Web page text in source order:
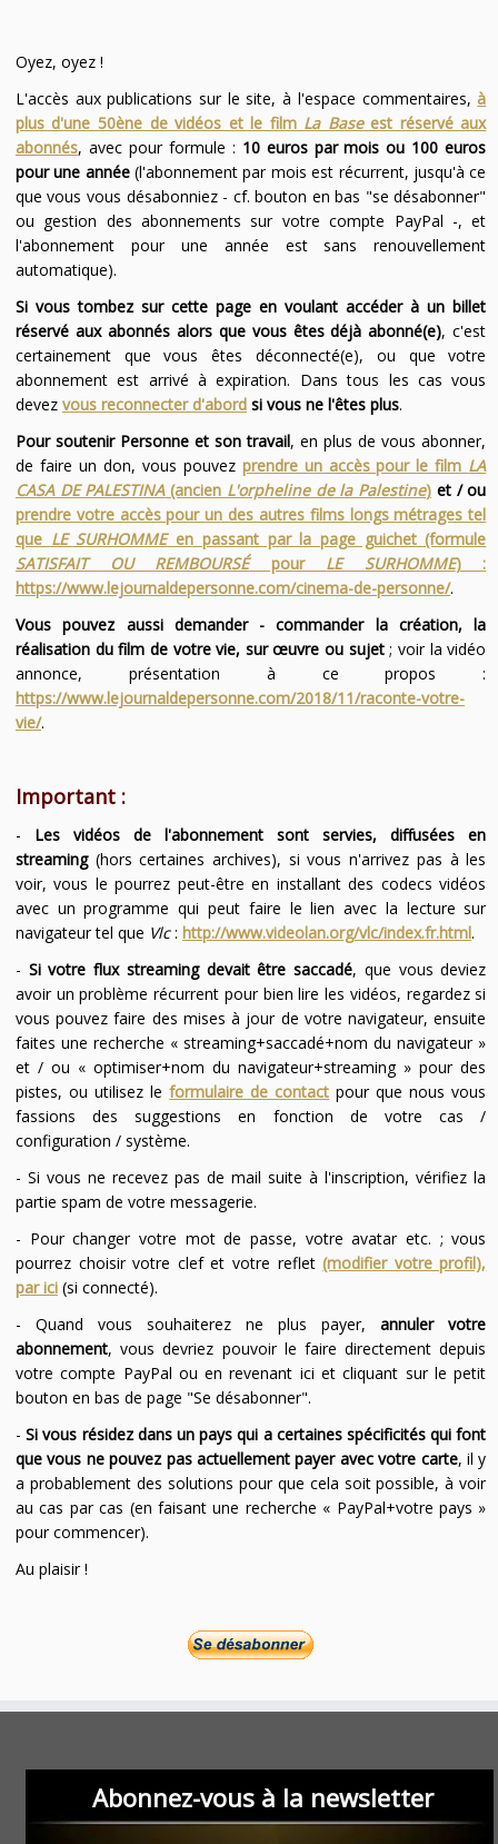
Oyez, oyez !
L'accès aux publications sur le site, à l'espace commentaires,à
plus d'une 50ène de vidéos et le film La Baseest réservé aux
abonnés, avec pour formule : 10 euros par mois ou 100 euros
pour une année(l'abonnement par mois est récurrent, jusqu'à ce
que vous vous désabonniez - cf. bouton en bas "se désabonner"
ou gestion des abonnements sur votre compte PayPal -, et
l'abonnement pour une année est sans renouvellement
automatique).
Si vous tombez sur cette page en voulant accéder à un billet
réservé aux abonnés alors que vous êtes déjà abonné(e), c'est
certainement que vous êtes déconnecté(e), ou que votre
abonnement est arrivé à expiration. Dans tous les cas vous
devez vous reconnecter d'abordsi vous ne l'êtes plus.
Pour soutenir Personne et son travail, en plus de vous abonner,
de faire un don, vous pouvez prendre un accès pour le film LA
CASA DE PALESTINA(ancien L'orpheline de la Palestine) et / ou
prendre votre accès pour un des autres films longs métrages tel
que LE SURHOMMEen passant par la page guichet (formule
SATISFAIT OU REMBOURSÉpour LE SURHOMME) :
https://www.lejournaldepersonne.com/cinema-de-personne/.
Vous pouvez aussi demander - commander la création, la
réalisation du film de votre vie, sur œuvre ou sujet; voir la vidéo
annonce, présentation à ce propos :
https://www.lejournaldepersonne.com/2018/11/raconte-votre-
vie/.
Important :
- Les vidéos de l'abonnement sont servies, diffusées en
streaming(hors certaines archives), si vous n'arrivez pas à les
voir, vous le pourrez peut-être en installant des codecs vidéos
avec un programme qui peut faire le lien avec la lecture sur
navigateur tel que Vlc: http://www.videolan.org/vlc/index.fr.html.
- Si votre flux streaming devait être saccadé, que vous deviez
avoir un problème récurrent pour bien lire les vidéos, regardez si
vous pouvez faire des mises à jour de votre navigateur, ensuite
faites une recherche « streaming+saccadé+nom du navigateur »
et / ou « optimiser+nom du navigateur+streaming » pour des
pistes, ou utilisez leformulaire de contact pour que nous vous
fassions des suggestions en fonction de votre cas /
configuration / système.
- Si vous ne recevez pas de mail suite à l'inscription, vérifiez la
partie spam de votre messagerie.
- Pour changer votre mot de passe, votre avatar etc. ; vous
pourrez choisir votre clef et votre reflet(modifier votre profil),
par ici(si connecté).
- Quand vous souhaiterez ne plus payer,annuler votre
abonnement, vous devriez pouvoir le faire directement depuis
votre compte PayPal ou en revenant ici et cliquant sur le petit
bouton en bas de page "Se désabonner".
-Si vous résidez dans un pays qui a certaines spécificités qui font
que vous ne pouvez pas actuellement payer avec votre carte, il y
a probablement des solutions pour que cela soit possible, à voir
au cas par cas (en faisant une recherche « PayPal+votre pays »
pour commencer).
Au plaisir !
Abonnez-vous à la newsletter